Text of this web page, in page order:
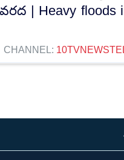
| Heavy floods
CHANNEL: